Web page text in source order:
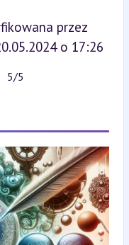
przez
o 17:26
5/5